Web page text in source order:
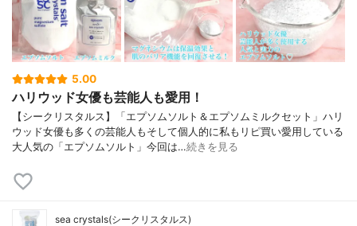
5.00
ハリウッド女優も芸能人も愛用！
【シークリスタルス】「エプソムソルト＆エプソムミルクセット」ハリ
ウッド女優も多くの芸能人もそして個人的に私もリピ買い愛用している
大人気の「エプソムソルト」今回は…続きを見る
sea crystals(シークリスタルス)